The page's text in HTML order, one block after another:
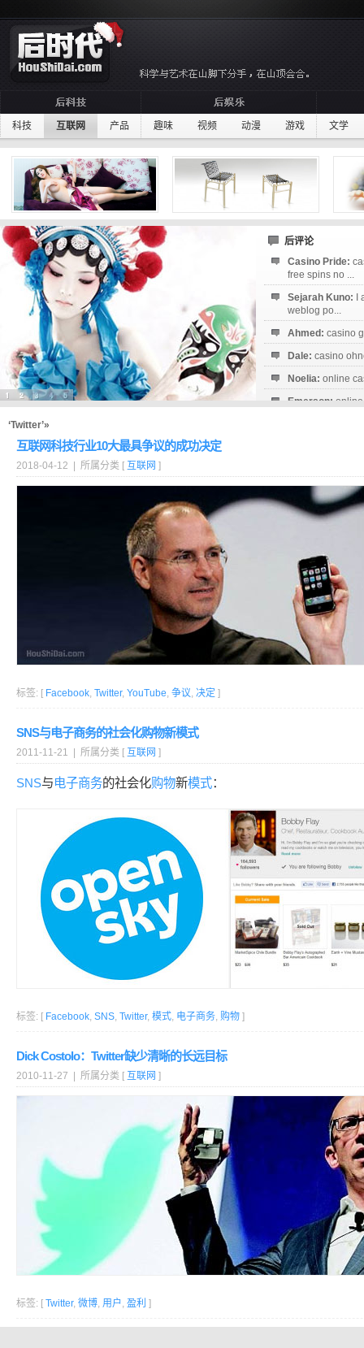
科技 互联网 产品 趣味 视频 动漫 游戏 文学
后评论
Casino Pride:
free spins no ...
Sejarah Kuno:
weblog po...
Ahmed: casino
Dale: casino
Noelia: online
Emerson:
‘Twitter’»
互联网科技行业10大最具争议的成功决定
2018-04-12 | 所属分类 [ 互联网 ]
标签: [ Facebook, Twitter, YouTube, 争议, 决定 ]
SNS与电子商务的社会化购物新模式
2011-11-21 | 所属分类 [ 互联网 ]
SNS与电子商务的社会化购物新模式：
标签: [ Facebook, SNS, Twitter, 模式, 电子商务, 购物 ]
Dick Costolo：Twitter缺少清晰的长远目标
2010-11-27 | 所属分类 [ 互联网 ]
标签: [ Twitter, 微博, 用户, 盈利 ]